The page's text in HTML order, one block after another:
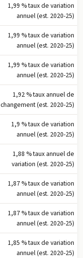
1,99 % taux de variation
annuel (est. 2020-25)
1,99 % taux de variation
annuel (est. 2020-25)
1,99 % taux de variation
annuel (est. 2020-25)
1,92 % taux annuel de
changement (est. 2020-25)
1,9 % taux de variation
annuel (est. 2020-25)
1,88 % taux annuel de
variation (est. 2020-25)
1,87 % taux de variation
annuel (est. 2020-25)
1,87 % taux de variation
annuel (est. 2020-25)
1,85 % taux de variation
annuel (est. 2020-25)